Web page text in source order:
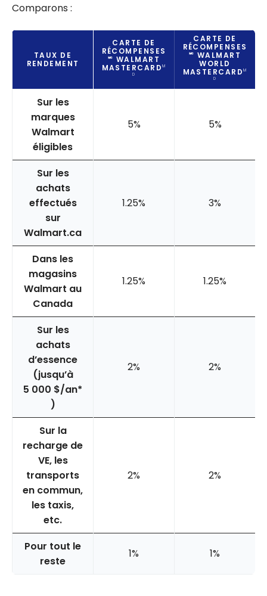
Comparons :
TAUX DE
RENDEMENT
CARTE DE
RÉCOMPENSES
🅪 WALMART
MASTERCARD M
D
CARTE DE
RÉCOMPENSES
🅪 WALMART
WORLD
MASTERCARD M
D
Sur les
marques
Walmart
éligibles
5% 5%
Sur les
achats
effectués
sur
Walmart.ca
1.25% 3%
Dans les
magasins
Walmart au
Canada
1.25% 1.25%
Sur les
achats
d’essence
(jusqu’à
5 000 $/an*
)
2% 2%
Sur la
recharge de
VE, les
transports
en commun,
les taxis,
etc.
2% 2%
Pour tout le
reste
1% 1%